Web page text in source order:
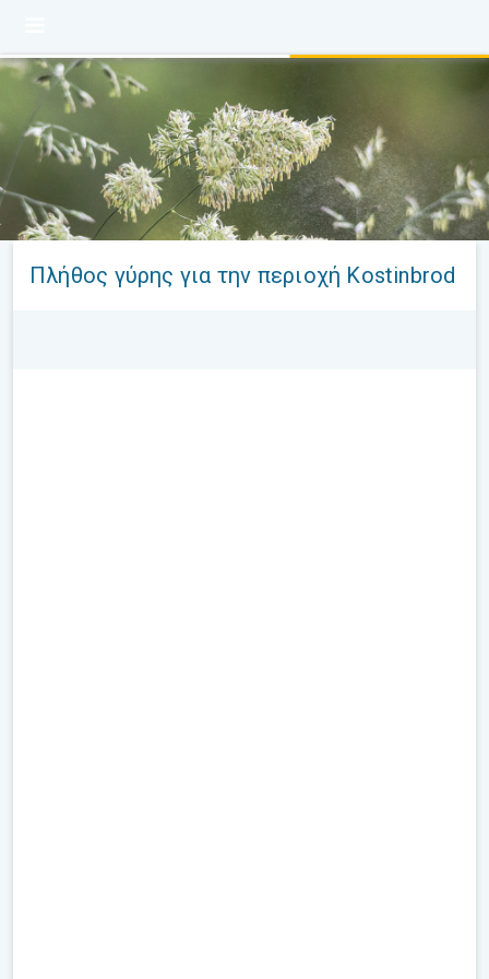
Πλήθος γύρης για την περιοχή Kostinbrod